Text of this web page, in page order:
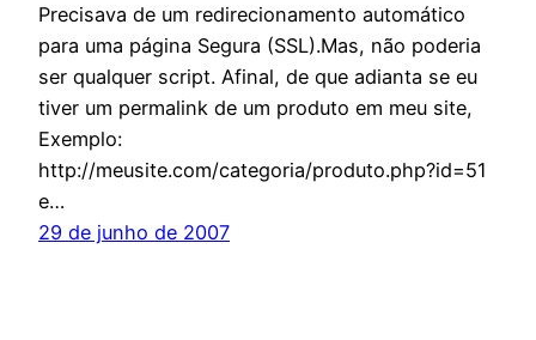
Precisava de um redirecionamento automático
para uma página Segura (SSL).Mas, não poderia
ser qualquer script. Afinal, de que adianta se eu
tiver um permalink de um produto em meu site,
Exemplo:
http://meusite.com/categoria/produto.php?id=51
e…
29 de junho de 2007